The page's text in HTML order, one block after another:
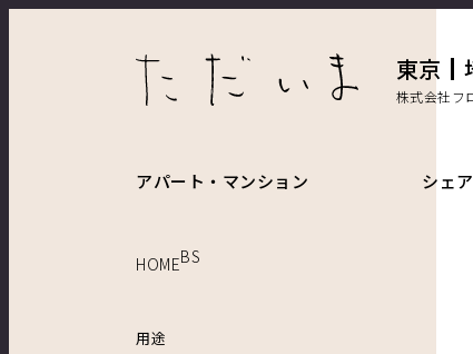
東京
株式会社フ
アパート・マンション シェ
HOMEBS
用途